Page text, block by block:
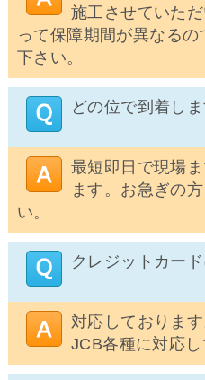
施工させていた
って保障期間が異なる
下さい。
どの位で到着しま
最短即日で現場
ます。お急ぎの
い。
クレジットカー
対応しておりま
JCB各種に対応し